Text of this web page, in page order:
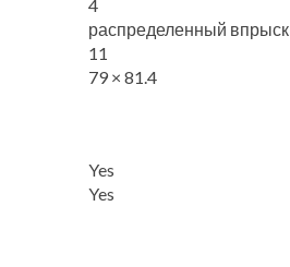
4
распределенный впрыск
11
79 × 81.4
Yes
Yes